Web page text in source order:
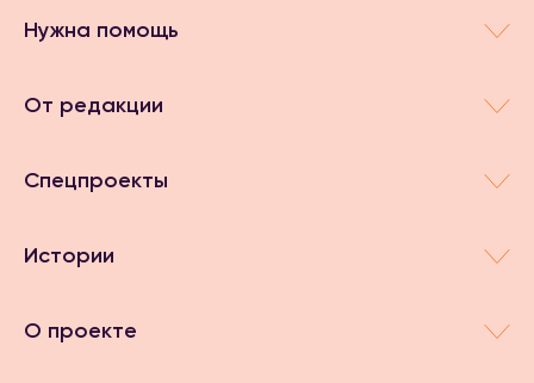
Нужна помощь
От редакции
Спецпроекты
Истории
О проекте